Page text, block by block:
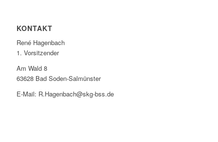
KONTAKT
René Hagenbach
1. Vorsitzender
Am Wald 8
63628 Bad Soden-Salmünster
E-Mail: R.Hagenbach@skg-bss.de